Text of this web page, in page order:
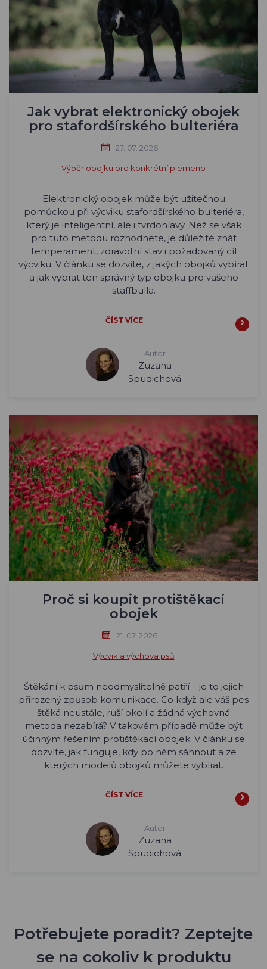
Jak vybrat elektronický obojek
pro stafordšírského bulteriéra
27. 07. 2026
Výběr obojku pro konkrétní plemeno
Elektronický obojek může být užitečnou
pomůckou při výcviku stafordšírského bulteriéra,
který je inteligentní, ale i tvrdohlavý. Než se však
pro tuto metodu rozhodnete, je důležité znát
temperament, zdravotní stav i požadovaný cíl
výcviku. V článku se dozvíte, z jakých obojků vybírat
a jak vybrat ten správný typ obojku pro vašeho
staffbulla.
ČÍST VÍCE
Autor
Zuzana
Spudichová
Proč si koupit protištěkací
obojek
21. 07. 2026
Výcvik a výchova psů
Štěkání k psům neodmyslitelně patří – je to jejich
přirozený způsob komunikace. Co když ale váš pes
štěká neustále, ruší okolí a žádná výchovná
metoda nezabírá? V takovém případě může být
účinným řešením protištěkací obojek. V článku se
dozvíte, jak funguje, kdy po něm sáhnout a ze
kterých modelů obojků můžete vybírat.
ČÍST VÍCE
Autor
Zuzana
Spudichová
Potřebujete poradit? Zeptejte
se na cokoliv k produktu